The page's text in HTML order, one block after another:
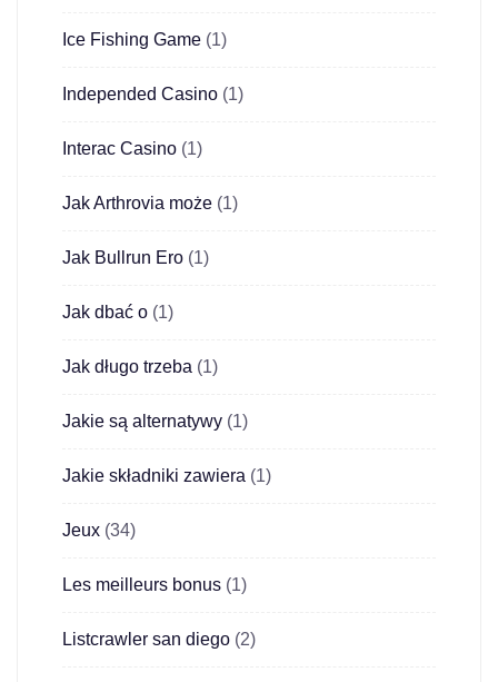
Ice Fishing Game (1)
Independed Casino (1)
Interac Casino (1)
Jak Arthrovia może (1)
Jak Bullrun Ero (1)
Jak dbać o (1)
Jak długo trzeba (1)
Jakie są alternatywy (1)
Jakie składniki zawiera (1)
Jeux (34)
Les meilleurs bonus (1)
Listcrawler san diego (2)